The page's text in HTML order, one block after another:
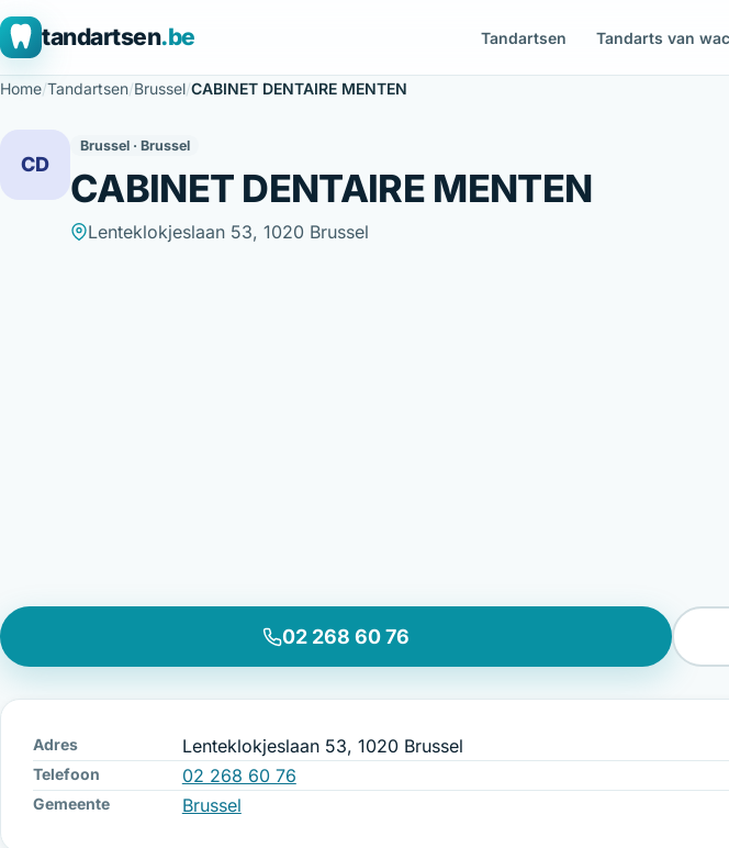
tandartsen.be Tandartsen Tandarts van
Home/Tandartsen/Brussel/CABINET DENTAIRE MENTEN
CD
Brussel · Brussel
CABINET DENTAIRE MENTEN
Lenteklokjeslaan 53, 1020 Brussel
02 268 60 76
Adres Lenteklokjeslaan 53, 1020 Brussel
Telefoon 02 268 60 76
Gemeente Brussel